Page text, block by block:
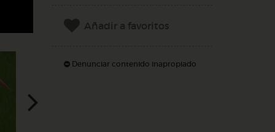
Añadir a favoritos
Denunciar contenido inapropiado